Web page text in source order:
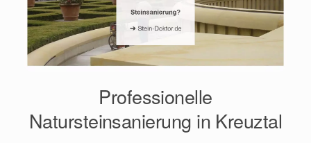
Professionelle
Natursteinsanierung in Kreuztal